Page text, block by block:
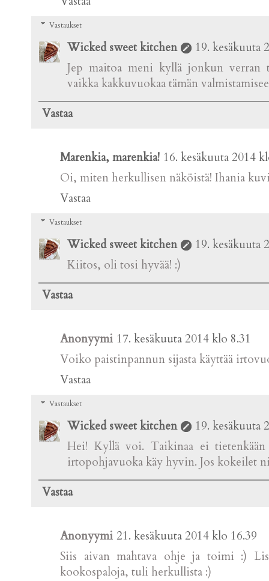
Vastaukset
Wicked sweet kitchen
19. kesäkuuta
Jep maitoa meni kyllä jonkun verran
vaikka kakkuvuokaa tämän
Vastaa
Marenkia, marenkia! 16. kesäkuuta 2014
Oi, miten herkullisen näköistä! Ihania
Vastaa
Vastaukset
Wicked sweet kitchen
19. kesäkuuta
Kiitos, oli tosi hyvää! :)
Vastaa
Anonyymi 17. kesäkuuta 2014 klo 8.31
Voiko paistinpannun sijasta käyttää
Vastaa
Vastaukset
Wicked sweet kitchen
19. kesäkuuta
Hei! Kyllä voi. Taikinaa ei
irtopohjavuoka käy hyvin. Jos kokeilet
Vastaa
Anonyymi 21. kesäkuuta 2014 klo 16.39
Siis aivan mahtava ohje ja toimi :)
kookospaloja, tuli herkullista :)